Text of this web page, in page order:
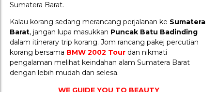
Sumatera Barat.
Kalau korang sedang merancang perjalanan ke Sumatera
Barat, jangan lupa masukkan Puncak Batu Badinding
dalam itinerary trip korang. Jom rancang pakej percutian
korang bersama BMW 2002 Tour dan nikmati
pengalaman melihat keindahan alam Sumatera Barat
dengan lebih mudah dan selesa.
WE GUIDE YOU TO BEAUTY